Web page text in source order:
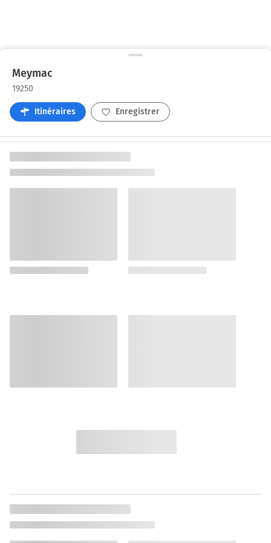
Meymac
19250
Itinéraires Enregistrer